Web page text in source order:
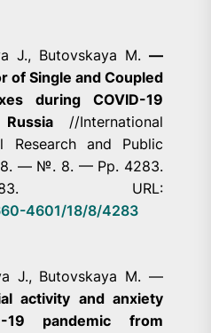
J., Butovskaya M.—
of Single and Coupled
during COVID-19
//International
Research and Public
— №. 8. — Pp. 4283.
URL:
4601/18/8/4283
J., Butovskaya M. —
activity and anxiety
pandemic from